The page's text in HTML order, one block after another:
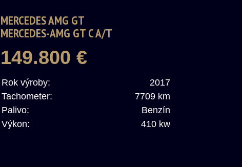
MERCEDES AMG GT
MERCEDES-AMG GT C A/T
149.800 €
Rok výroby:
2017
Tachometer:
7709 km
Palivo:
Benzín
Výkon:
410 kw